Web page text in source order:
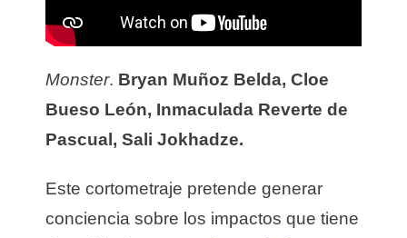
Monster. Bryan Muñoz Belda, Cloe
Bueso León, Inmaculada Reverte de
Pascual, Sali Jokhadze.
Este cortometraje pretende generar
conciencia sobre los impactos que tiene